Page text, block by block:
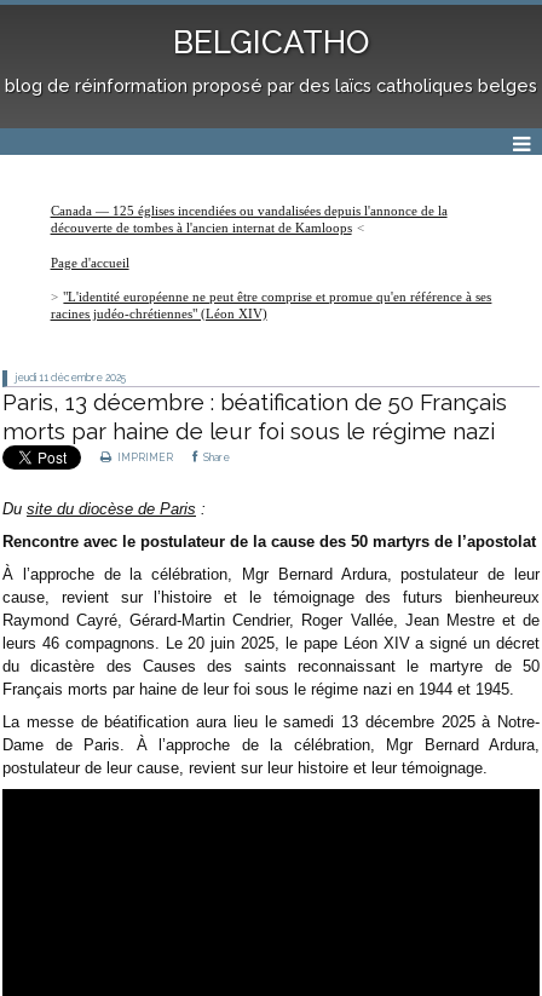
BELGICATHO
blog de réinformation proposé par des laïcs catholiques belges
Canada — 125 églises incendiées ou vandalisées depuis l'annonce de la
découverte de tombes à l'ancien internat de Kamloops
Page d'accueil
"L'identité européenne ne peut être comprise et promue qu'en référence à ses
racines judéo-chrétiennes" (Léon XIV)
jeudi 11 décembre 2025
Paris, 13 décembre : béatification de 50 Français
morts par haine de leur foi sous le régime nazi
IMPRIMER Share
Du site du diocèse de Paris :
Rencontre avec le postulateur de la cause des 50 martyrs de l’apostolat
À l’approche de la célébration, Mgr Bernard Ardura, postulateur de leur
cause, revient sur l’histoire et le témoignage des futurs bienheureux
Raymond Cayré, Gérard-Martin Cendrier, Roger Vallée, Jean Mestre et de
leurs 46 compagnons. Le 20 juin 2025, le pape Léon XIV a signé un décret
du dicastère des Causes des saints reconnaissant le martyre de 50
Français morts par haine de leur foi sous le régime nazi en 1944 et 1945.
La messe de béatification aura lieu le samedi 13 décembre 2025 à Notre-
Dame de Paris. À l’approche de la célébration, Mgr Bernard Ardura,
postulateur de leur cause, revient sur leur histoire et leur témoignage.